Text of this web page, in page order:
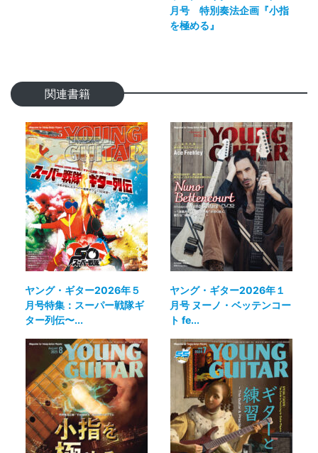
月号 特別奏法企画『小指
を極める』
関連書籍
ヤング・ギター2026年５
月号特集：スーパー戦隊ギ
ター列伝〜...
ヤング・ギター2026年１
月号 ヌーノ・ベッテンコー
ト fe...